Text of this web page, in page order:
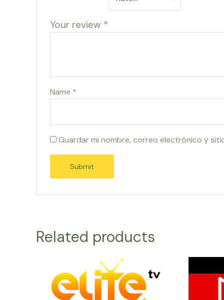
Your review *
Name *
Guardar mi nombre, correo electrónico y
Related products